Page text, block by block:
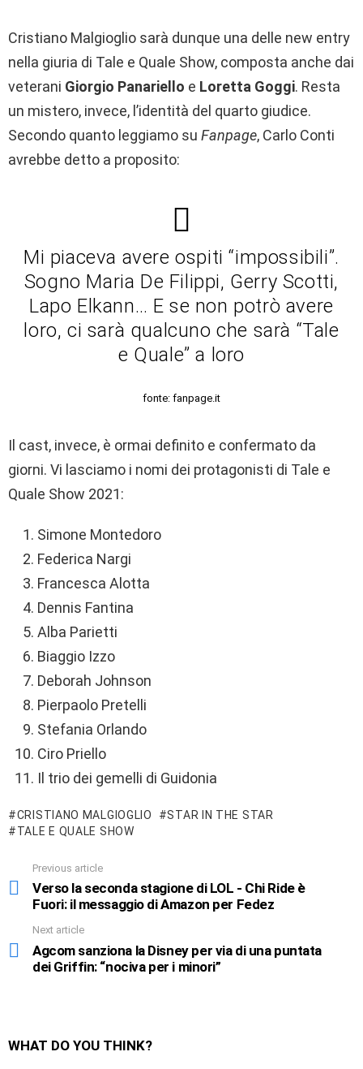
Cristiano Malgioglio sarà dunque una delle new entry
nella giuria di Tale e Quale Show, composta anche dai
veterani Giorgio Panariello e Loretta Goggi. Resta
un mistero, invece, l’identità del quarto giudice.
Secondo quanto leggiamo su Fanpage, Carlo Conti
avrebbe detto a proposito:
Mi piaceva avere ospiti “impossibili”.
Sogno Maria De Filippi, Gerry Scotti,
Lapo Elkann… E se non potrò avere
loro, ci sarà qualcuno che sarà “Tale
e Quale” a loro
fonte: fanpage.it
Il cast, invece, è ormai definito e confermato da
giorni. Vi lasciamo i nomi dei protagonisti di Tale e
Quale Show 2021:
Simone Montedoro
Federica Nargi
Francesca Alotta
Dennis Fantina
Alba Parietti
Biaggio Izzo
Deborah Johnson
Pierpaolo Pretelli
Stefania Orlando
Ciro Priello
Il trio dei gemelli di Guidonia
CRISTIANO MALGIOGLIO
STAR IN THE STAR
TALE E QUALE SHOW
more
Previous article
Verso la seconda stagione di LOL - Chi Ride è
Fuori: il messaggio di Amazon per Fedez
Next article
Agcom sanziona la Disney per via di una puntata
dei Griffin: “nociva per i minori”
WHAT DO YOU THINK?